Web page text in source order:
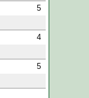
5
4
5